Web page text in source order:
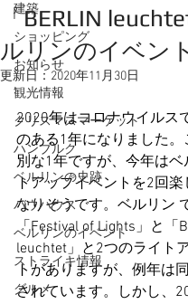
建築
ショッピング
お知らせ
観光情報
クリスマスマーケット
ハンブルク
ベルリンの史跡
バウハウス
ベルリンのイベント
ストライキ情報
グルメ
「BERLIN
ルリンのイベント
更新日： 2020年11月30日
2020年はコロナウイルス
のある1年になりました
別な1年ですが、今年はベ
トアップイベントを2回
なりそうです。ベルリン
「Festival of Lights」と「
leuchtet」と2つのライト
トがありますが、例年は
されています。しかし、